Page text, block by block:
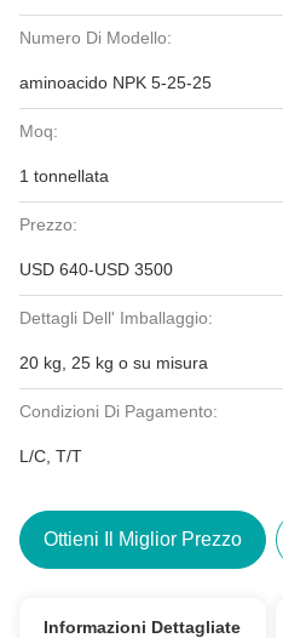
Numero Di Modello:
aminoacido NPK 5-25-25
Moq:
1 tonnellata
Prezzo:
USD 640-USD 3500
Dettagli Dell' Imballaggio:
20 kg, 25 kg o su misura
Condizioni Di Pagamento:
L/C, T/T
Ottieni Il Miglior Prezzo
Informazioni Dettagliate